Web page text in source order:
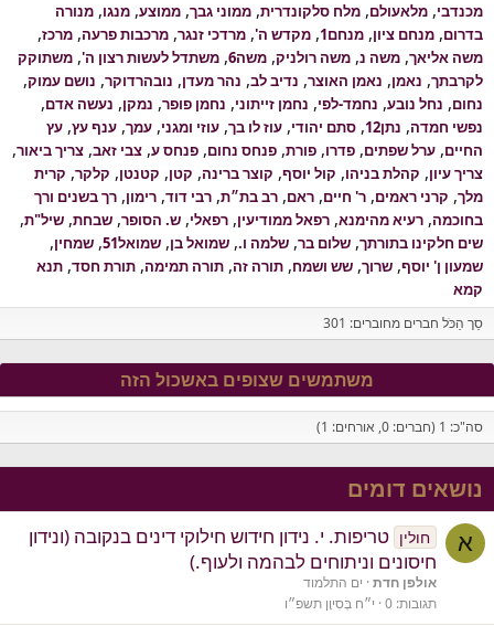
מכנדבי מלאעולם מלח סלקונדרית ממוני גבך ממוצע מנגו מנורה
בדרום מנחם ציון מנחם1 מקדש ה' מרדכי זנגר מרכבות פרעה מרכז
משה אליאך משה נ משה רולניק משה6 משתדל לעשות רצון ה' משתוקק
לקרבתך נאמן נאמן האוצר נדיב לב נהר מעדן נובהרדוקר נושם עמוק
נחום נחל נובע נחמד-לפי נחמן זייתוני נחמן פופר נמקן נעשה אדם
נפשי חמדה נתן12 סתם יהודי עוז לו בך עוזי ומגני עמך ענף עץ עץ
החיים ערל שפתים פדרו פורת פנחס נחום פנחס ע צבי זאב צריך ביאור
צריך עיון קהלת בניהו קול יוסף קוצר ברינה קטן קטנטן קלקר קרית
מלך קרני ראמים ר' חיים ראם רב בת״ת רבי דוד רימון רך בשנים ורך
בחוכמה רעיא מהימנא רפאל ממודיעין רפאלי ש. הסופר שבחת שיל"ת
שים חלקינו בתורתך שלום בר שלמה ו. שמואל בן שמואל51
שמחין
שמעון ן' יוסף שרוך שש ושמח תורה זה תורה תמימה תורת חסד תנא
קמא
סַך הַכֹּל חברים מחוברים: 301
משתמשים שצופים באשכול הזה
סה"כ: 1 (חברים: 0, אורחים: 1)
נושאים דומים
א חולין טריפות. י. נידון חידוש חילוקי דינים בנקובה (ונידון
חיסונים וניתוחים לבהמה ולעוף.)
אולפן חדת ים התלמוד
תגובות 0 י״ח בְּסִיוָן תשפ״ו